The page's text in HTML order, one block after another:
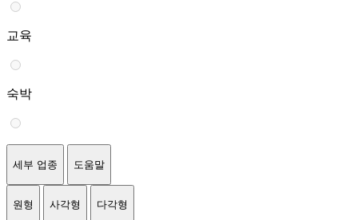
교육
숙박
세부 업종 도움말
원형 사각형 다각형